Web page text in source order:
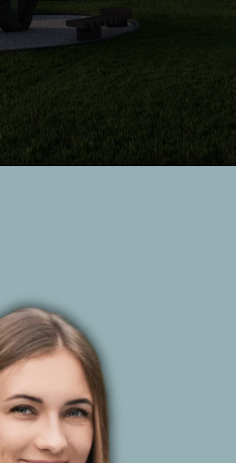
Łódzki
wybrać
Wytwórnią Zieleni
, możesz liczyć
nie tylko zachwycają